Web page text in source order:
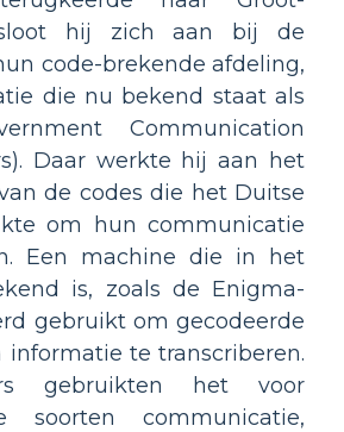
hij zich aan bij de
code-brekende afdeling,
die nu bekend staat als
Communication
Daar werkte hij aan het
de codes die het Duitse
om hun communicatie
Een machine die in het
is, zoals de Enigma-
gebruikt om gecodeerde
informatie te transcriberen.
gebruikten het voor
soorten communicatie,